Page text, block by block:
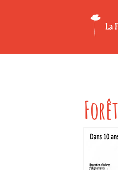
Forêt